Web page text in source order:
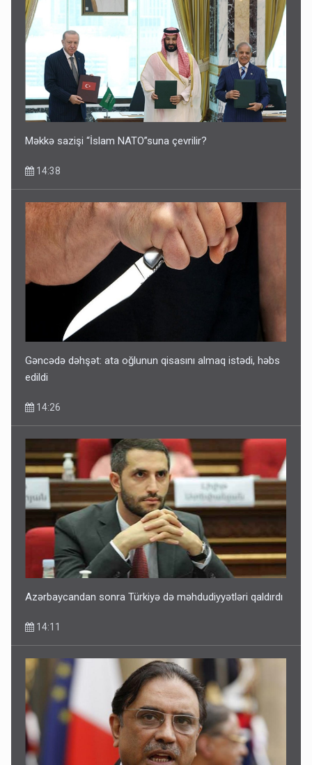
Məkkə sazişi “İslam NATO”suna çevrilir?
14:38
Gəncədə dəhşət: ata oğlunun qisasını almaq istədi, həbs
edildi
14:26
Azərbaycandan sonra Türkiyə də məhdudiyyətləri qaldırdı
14:11